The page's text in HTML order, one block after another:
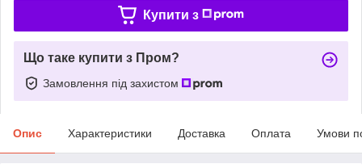
Купити з
Що таке купити з Пром?
Замовлення під захистом
Опис Характеристики Доставка Оплата Умови